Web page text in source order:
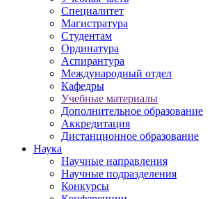
Специалитет
Магистратура
Студентам
Ординатура
Аспирантура
Международный отдел
Кафедры
Учебные материалы
Дополнительное образование
Аккредитация
Дистанционное образование
Наука
Научные направления
Научные подразделения
Конкурсы